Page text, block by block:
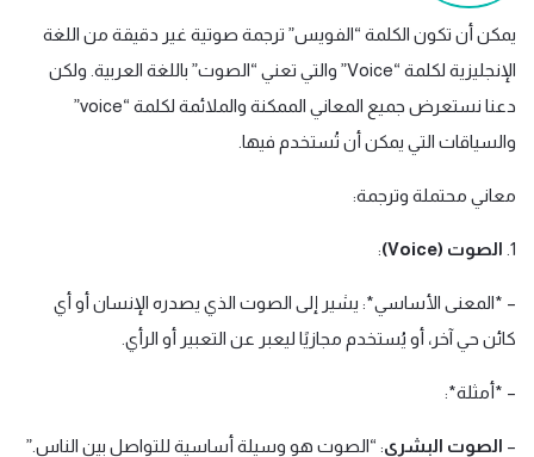
يمكن أن تكون الكلمة “الفويس” ترجمة صوتية غير دقيقة من اللغة
الإنجليزية لكلمة “Voice” والتي تعني “الصوت” باللغة العربية. ولكن
دعنا نستعرض جميع المعاني الممكنة والملائمة لكلمة “voice”
والسياقات التي يمكن أن تُستخدم فيها.
معاني محتملة وترجمة:
1. الصوت (Voice) :
– *المعنى الأساسي*: يشير إلى الصوت الذي يصدره الإنسان أو أي
كائن حي آخر، أو يُستخدم مجازيًا ليعبر عن التعبير أو الرأي.
– *أمثلة*:
– الصوت البشري: “الصوت هو وسيلة أساسية للتواصل بين الناس.”